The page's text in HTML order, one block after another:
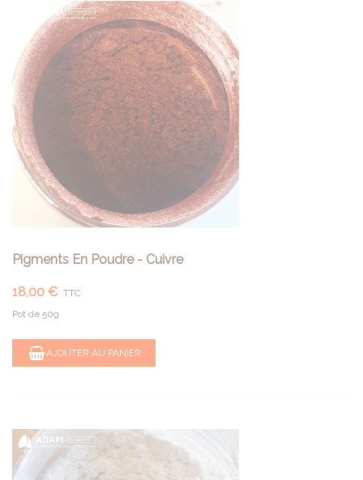
Pigments En Poudre - Cuivre
18,00 € TTC
Pot de 50g
AJOUTER AU PANIER